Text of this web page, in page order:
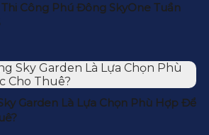
Công Phú Đông SkyOne Tuần
Garden Là Lựa Chọn Phù Hợp Để